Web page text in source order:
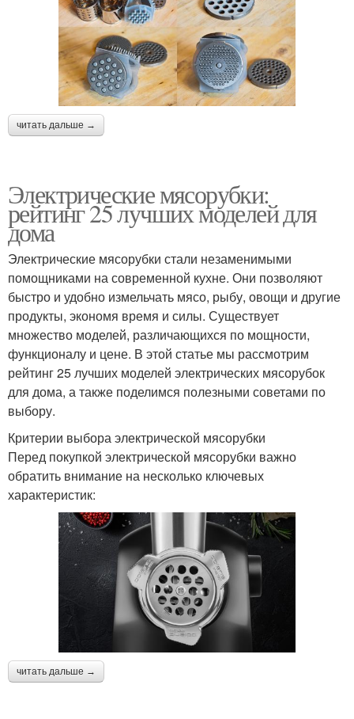
читать дальше →
Электрические мясорубки:
рейтинг 25 лучших моделей для
дома
Электрические мясорубки стали незаменимыми
помощниками на современной кухне. Они позволяют
быстро и удобно измельчать мясо, рыбу, овощи и другие
продукты, экономя время и силы. Существует
множество моделей, различающихся по мощности,
функционалу и цене. В этой статье мы рассмотрим
рейтинг 25 лучших моделей электрических мясорубок
для дома, а также поделимся полезными советами по
выбору.
Критерии выбора электрической мясорубки
Перед покупкой электрической мясорубки важно
обратить внимание на несколько ключевых
характеристик:
читать дальше →